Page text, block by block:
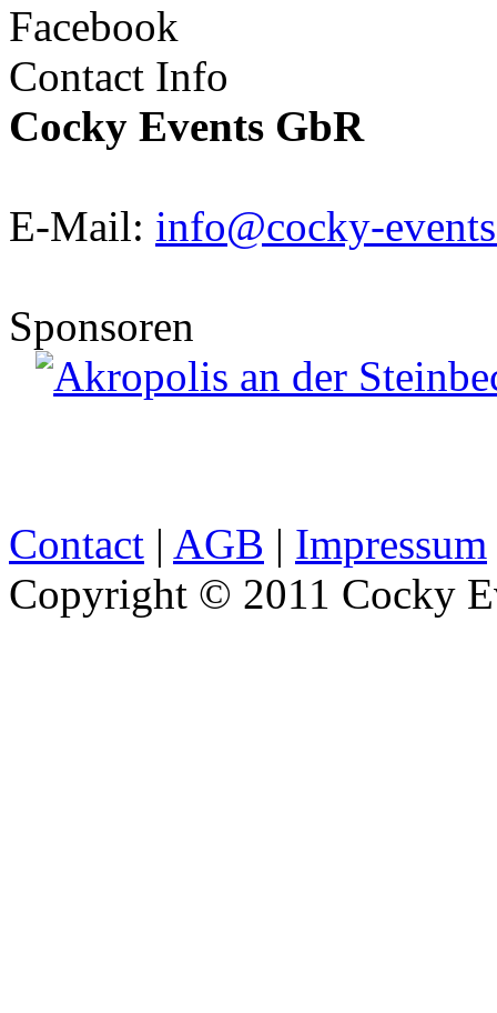
Facebook
Contact Info
Cocky Events GbR
E-Mail: info@cocky-
Sponsoren
Contact | AGB | Impressum
Copyright © 2011 Cocky